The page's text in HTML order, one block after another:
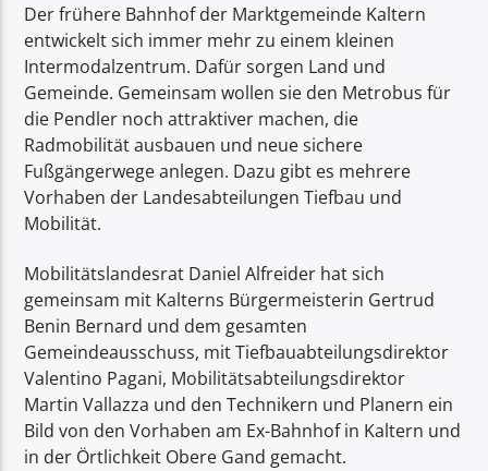
Radio Dolomiti
Der frühere Bahnhof der Marktgemeinde Kaltern
entwickelt sich immer mehr zu einem kleinen
Intermodalzentrum. Dafür sorgen Land und
Gemeinde. Gemeinsam wollen sie den Metrobus für
die Pendler noch attraktiver machen, die
Radmobilität ausbauen und neue sichere
Fußgängerwege anlegen. Dazu gibt es mehrere
Vorhaben der Landesabteilungen Tiefbau und
Mobilität.
Mobilitätslandesrat Daniel Alfreider hat sich
gemeinsam mit Kalterns Bürgermeisterin Gertrud
Benin Bernard und dem gesamten
Gemeindeausschuss, mit Tiefbauabteilungsdirektor
Valentino Pagani, Mobilitätsabteilungsdirektor
Martin Vallazza und den Technikern und Planern ein
Bild von den Vorhaben am Ex-Bahnhof in Kaltern und
in der Örtlichkeit Obere Gand gemacht.